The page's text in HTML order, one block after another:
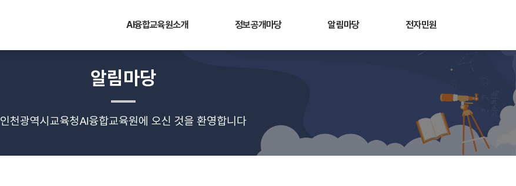
AI융합교육원소개 정보공개마당 알림마당 전자민원
알림마당
인천광역시교육청AI융합교육원에 오신 것을 환영합니다